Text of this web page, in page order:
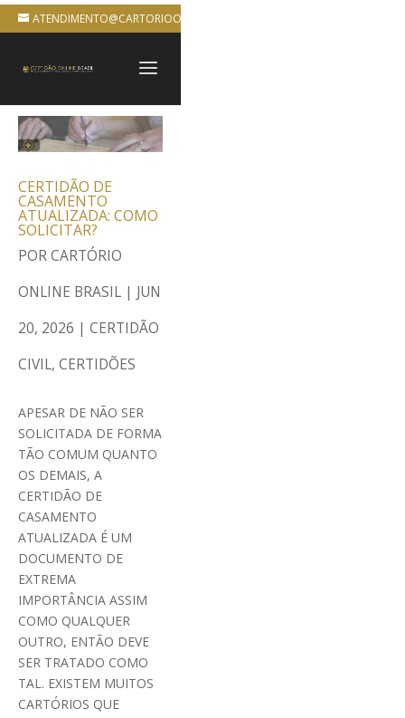
ATENDIMENTO@CARTORIOONLINEBRASIL.COM.BR
CERTIDÃO DE
CASAMENTO
ATUALIZADA: COMO
SOLICITAR?
PORCARTÓRIO
ONLINE BRASIL | JUN
20, 2026 | CERTIDÃO
CIVIL, CERTIDÕES
APESAR DE NÃO SER
SOLICITADA DE FORMA
TÃO COMUM QUANTO
OS DEMAIS, A
CERTIDÃO DE
CASAMENTO
ATUALIZADA É UM
DOCUMENTO DE
EXTREMA
IMPORTÂNCIA ASSIM
COMO QUALQUER
OUTRO, ENTÃO DEVE
SER TRATADO COMO
TAL. EXISTEM MUITOS
CARTÓRIOS QUE